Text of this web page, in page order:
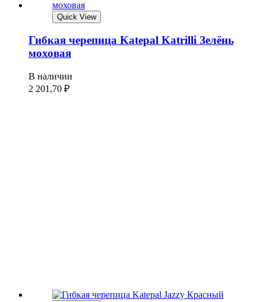
Quick View
Гибкая черепица Katepal Katrilli Зелёнь
моховая
В наличии
2 201,70 ₽